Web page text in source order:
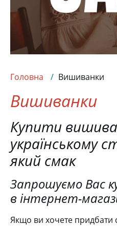
Головна Вишиванки
Вишиванки
Купити
українському
який смак
Запрошуємо Вас
в інтернет-
Якщо ви хочете придбати